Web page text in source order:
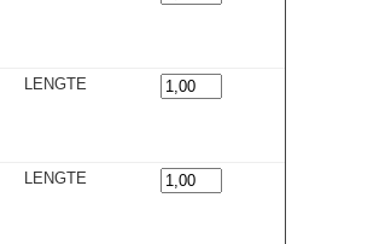
LENGTE
LENGTE